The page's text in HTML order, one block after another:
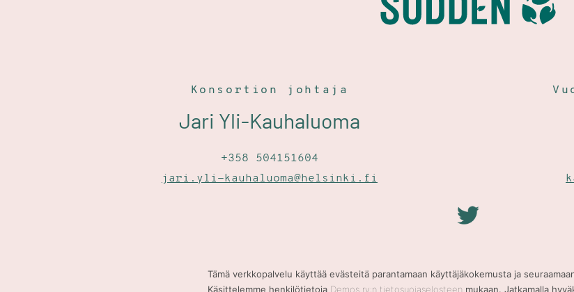
Konsortion johtaja
Jari Yli-Kauhaluoma
+358 504151604
jari.yli-kauhaluoma@helsinki.fi
Saavutettavuusseloste
Tämä verkkopalvelu käyttää evästeitä parantamaan käyttäjäkokemusta ja
Käsittelemme henkilötietoja Demos ry:n tietosuojaselosteen mukaan. Jatkamalla